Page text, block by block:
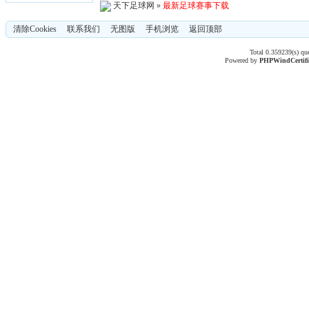
天下足球网 » 最新足球赛事下载
清除Cookies 联系我们 无图版 手机浏览 返回顶部
Total 0.359239(s)
Powered byPHPWind